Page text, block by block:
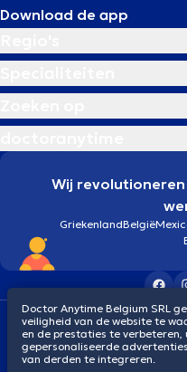
Download de app
Wij
GriekenlandBelgië
Algemene
© 2026
Doctor Anytime Belgium SRL
veiligheid van de website te
en de prestaties te
gepersonaliseerde
van derden te integreren.